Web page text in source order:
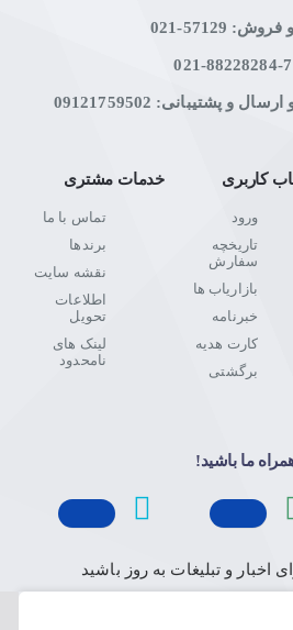
57129-021
پشتیبانی: 09121759502
کاربری
ورود
تاریخچه
سفارش
بازاریاب ها
خبرنامه
کارت هدیه
برگشتی
خدمات مشتری
تماس با ما
برندها
نقشه سایت
اطلاعات
تحویل
لینک های
نامحدود
ما باشید!
اخبار و تبلیغات به روز باشید